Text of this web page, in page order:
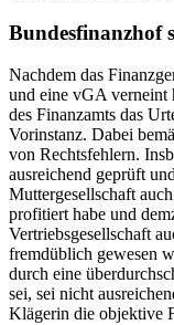
Bundesfinanzhof
Nachdem das
und eine vGA verneint
des Finanzamts das
Vorinstanz. Dabei
von Rechtsfehlern.
ausreichend geprüft
Muttergesellschaft
profitiert habe und
Vertriebsgesellschaft
fremdüblich gewesen
durch eine
sei, sei nicht
Klägerin die objektive